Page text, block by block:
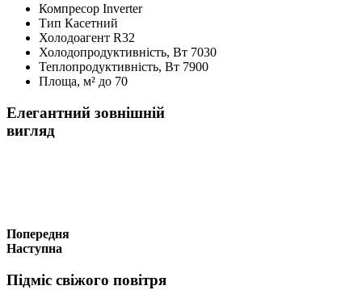
Компресор Inverter
Тип Касетний
Холодоагент R32
Холодопродуктивність, Bт 7030
Теплопродуктивність, Bт 7900
Площа, м² до 70
Елегантний зовнішній
вигляд
Попередня
Наступна
Підміс свіжого повітря